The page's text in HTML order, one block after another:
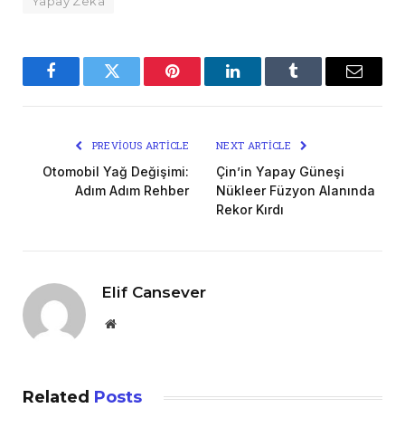
FacebookTwitter Pinterest LinkedInTumblr Email
PREVIOUS ARTICLE
Otomobil Yağ Değişimi:
Adım Adım Rehber
NEXT ARTICLE
Çin’in Yapay Güneşi
Nükleer Füzyon Alanında
Rekor Kırdı
Elif Cansever
Website
Related Posts